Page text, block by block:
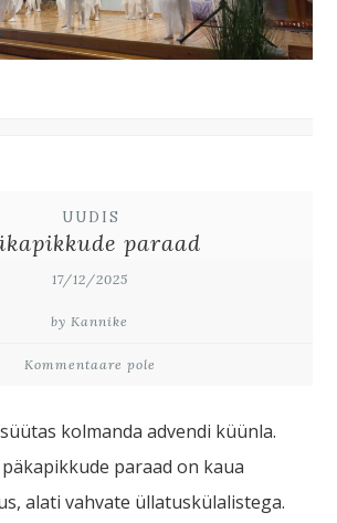
UUDIS
paraad
17/12/2025
by Kannike
Kommentaare pole
kolmanda advendi küünla.
paraad on kaua
alati vahvate üllatuskülalistega.